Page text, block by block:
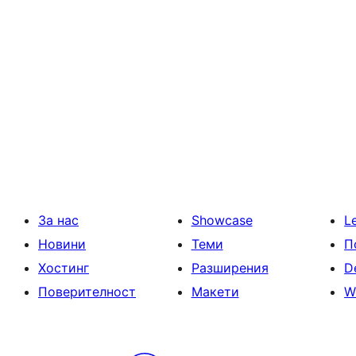
За нас
Новини
Хостинг
Поверителност
Showcase
Теми
Разширения
Макети